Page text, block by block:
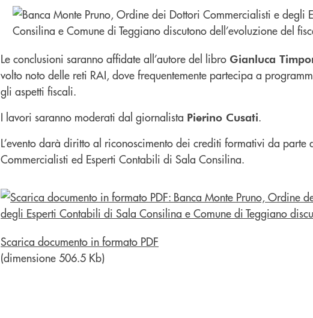
Le conclusioni saranno affidate all’autore del libro Gianluca
volto noto delle reti RAI, dove frequentemente partecipa a
gli aspetti fiscali.
I lavori saranno moderati dal giornalista Pierino Cusati.
L’evento darà diritto al riconoscimento dei crediti formativi da parte
Commercialisti ed Esperti Contabili di Sala Consilina.
Scarica documento in formato PDF
(dimensione 506.5 Kb)